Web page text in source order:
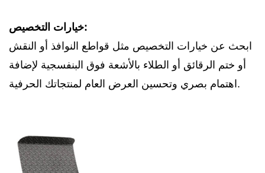
خيارات التخصيص:
ابحث عن خيارات التخصيص مثل قواطع النوافذ أو النقش
أو ختم الرقائق أو الطلاء بالأشعة فوق البنفسجية لإضافة
اهتمام بصري وتحسين العرض العام لمنتجاتك الحرفية.